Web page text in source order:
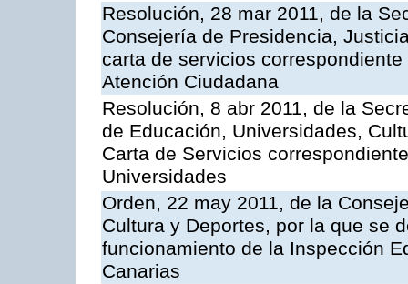
Resolución, 28 mar 2011, de la
Consejería de Presidencia,
carta de servicios
Atención Ciudadana
Resolución, 8 abr 2011, de la
de Educación, Universidades,
Carta de Servicios
Universidades
Orden, 22 may 2011, de la
Cultura y Deportes, por la que se
funcionamiento de la Inspección
Canarias